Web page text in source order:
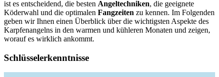
ist es entscheidend, die besten Angeltechniken, die geeignete
Köderwahl und die optimalen Fangzeiten zu kennen. Im Folgenden
geben wir Ihnen einen Überblick über die wichtigsten Aspekte des
Karpfenangelns in den warmen und kühleren Monaten und zeigen,
worauf es wirklich ankommt.
Schlüsselerkenntnisse